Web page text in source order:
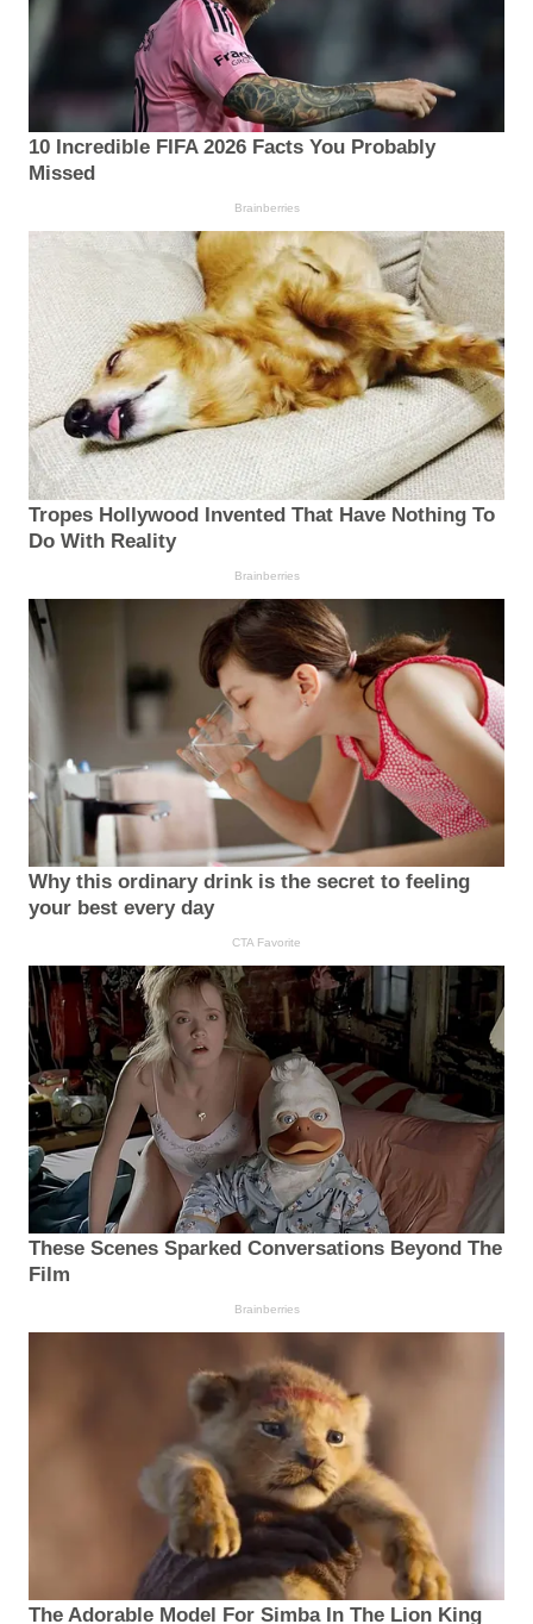
10 Incredible FIFA 2026 Facts You Probably
Missed
Brainberries
Tropes Hollywood Invented That Have Nothing To
Do With Reality
Brainberries
Why this ordinary drink is the secret to feeling
your best every day
CTA Favorite
These Scenes Sparked Conversations Beyond The
Film
Brainberries
The Adorable Model For Simba In The Lion King